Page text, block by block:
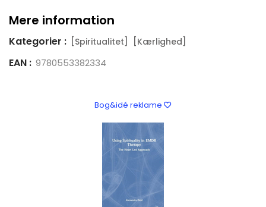
Mere information
Kategorier : [Spiritualitet] [Kærlighed]
EAN : 9780553382334
Bog&idé reklame